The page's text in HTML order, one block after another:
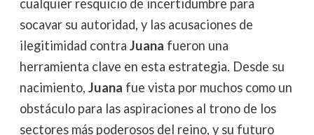
cualquier resquicio de incertidumbre para
socavar su autoridad, y las acusaciones de
ilegitimidad contra Juana fueron una
herramienta clave en esta estrategia. Desde su
nacimiento, Juana fue vista por muchos como un
obstáculo para las aspiraciones al trono de los
sectores más poderosos del reino, y su futuro